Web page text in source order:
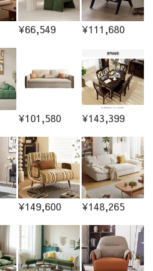
¥66,549 ¥111,680
¥101,580 ¥143,399
¥149,600 ¥148,265